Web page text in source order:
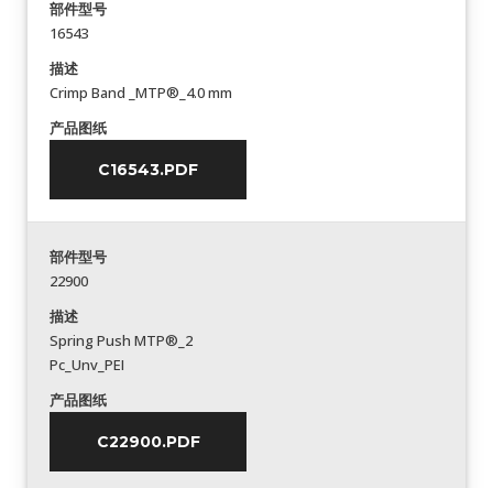
部件型号
16543
描述
Crimp Band _MTP®_4.0 mm
产品图纸
C16543.PDF
部件型号
22900
描述
Spring Push MTP®_2
Pc_Unv_PEI
产品图纸
C22900.PDF